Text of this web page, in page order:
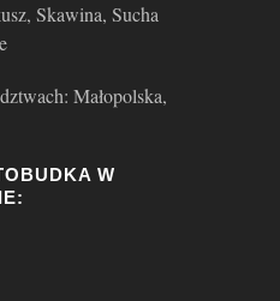
Skawina, Sucha
Małopolska,
W